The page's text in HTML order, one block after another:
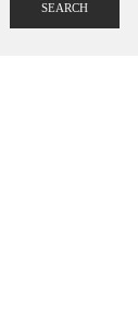
SEARCH